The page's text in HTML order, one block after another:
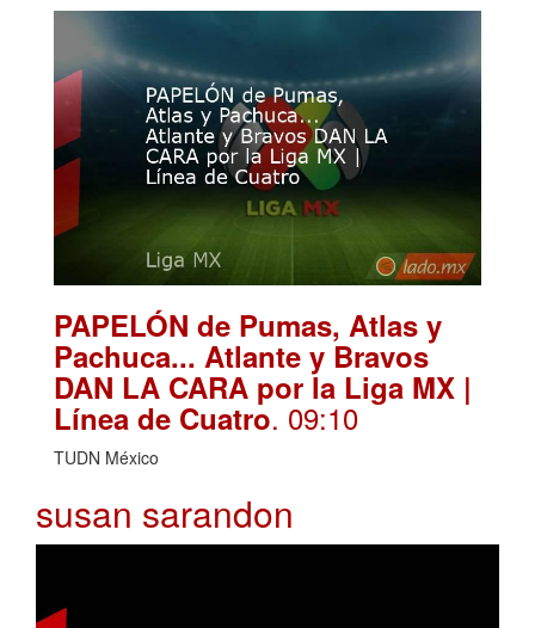
PAPELÓN de Pumas, Atlas y
Pachuca... Atlante y Bravos
DAN LA CARA por la Liga MX |
Línea de Cuatro. 09:10
TUDN México
susan sarandon